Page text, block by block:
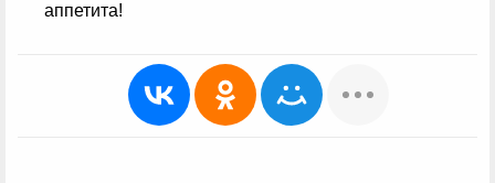
аппетита!